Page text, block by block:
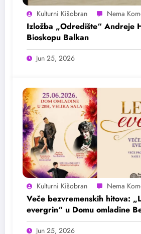
Kulturni Kišobran
Izložba „Odredište“ Andreje
Bioskopu Balkan
Jun 25, 2026
Kulturni Kišobran
Veče bezvremenskih hitova:
evergrin“ u Domu omladine
25. juna
Jun 25, 2026